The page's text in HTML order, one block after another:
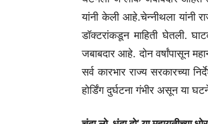
यांनी केली आहे.चेन्नीथला यांनी
डॉक्टरांकडून माहिती घेतली.
जबाबदार आहे. दोन वर्षांपासून
सर्व कारभार राज्य सरकारच्या
होर्डिंग दुर्घटना गंभीर असून या